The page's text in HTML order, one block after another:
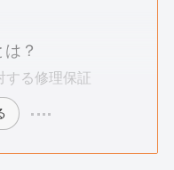
？
する修理保証